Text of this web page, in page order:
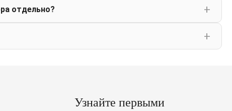
отдельно?
Узнайте первыми